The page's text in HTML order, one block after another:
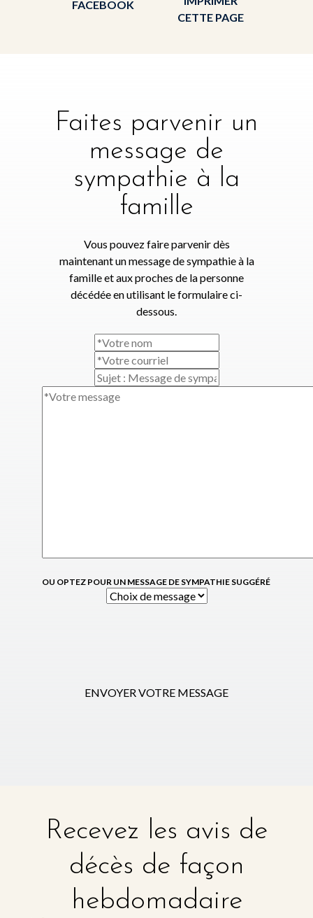
FACEBOOK
CETTE PAGE
Faites parvenir un
message de
sympathie à la
famille
Vous pouvez faire parvenir dès
maintenant un message de sympathie à la
famille et aux proches de la personne
décédée en utilisant le formulaire ci-
dessous.
OU OPTEZ POUR UN MESSAGE DE SYMPATHIE SUGGÉRÉ
ENVOYER VOTRE MESSAGE
Recevez les avis de
décès de façon
hebdomadaire